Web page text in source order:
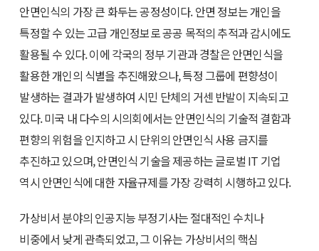
안면인식의 가장 큰 화두는 공정성이다. 안면 정보는 개인을
특정할 수 있는 고급 개인정보로 공공 목적의 추적과 감시에도
활용될 수 있다. 이에 각국의 정부 기관과 경찰은 안면인식을
활용한 개인의 식별을 추진해왔으나, 특정 그룹에 편향성이
발생하는 결과가 발생하여 시민 단체의 거센 반발이 지속되고
있다. 미국 내 다수의 시의회에서는 안면인식의 기술적 결함과
편향의 위험을 인지하고 시 단위의 안면인식 사용 금지를
추진하고 있으며, 안면인식 기술을 제공하는 글로벌 IT 기업
역시 안면인식에 대한 자율규제를 가장 강력히 시행하고 있다.
가상비서 분야의 인공지능 부정기사는 절대적인 수치나
비중에서 낮게 관측되었고, 그 이유는 가상비서의 핵심